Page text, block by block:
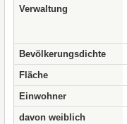
Verwaltung
Bevölkerungsdichte
Fläche
Einwohner
davon weiblich